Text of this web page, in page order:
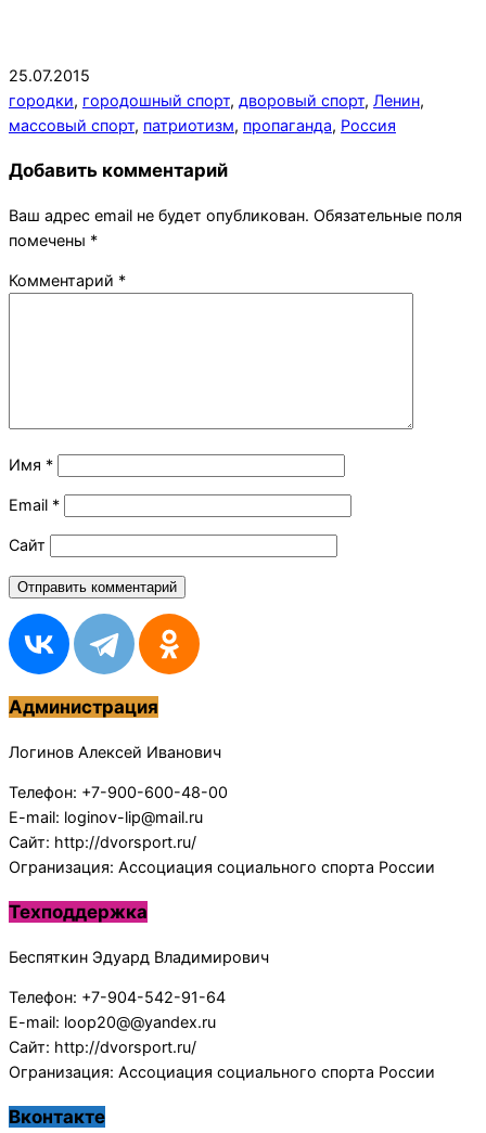
2015-
07-
25
25.07.2015
городки, городошный спорт, дворовый спорт, Ленин,
массовый спорт, патриотизм, пропаганда, Россия
Добавить комментарий
Ваш адрес email не будет опубликован. Обязательные поля
помечены *
Комментарий *
Имя *
Email *
Сайт
Администрация
Логинов Алексей Иванович
Телефон: +7-900-600-48-00
E-mail: loginov-lip@mail.ru
Сайт: http://dvorsport.ru/
Огранизация: Ассоциация социального спорта России
Техподдержка
Беспяткин Эдуард Владимирович
Телефон: +7-904-542-91-64
E-mail: loop20@@yandex.ru
Сайт: http://dvorsport.ru/
Огранизация: Ассоциация социального спорта России
Вконтакте